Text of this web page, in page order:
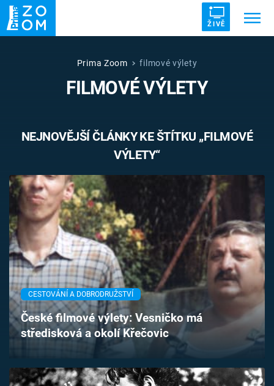
ŽIVĚ
ZRÁDCI UFO DRUHÁ SVĚTOVÁ VÁLKA
VETŘELCI DÁVNOVĚKU
Témata
Pořady
TV Program
Časopis
Sledujte prima+
Prima Zoom filmové výlety
FILMOVÉ VÝLETY
NEJNOVĚJŠÍ ČLÁNKY KE ŠTÍTKU „FILMOVÉ
VÝLETY“
CESTOVÁNÍ A DOBRODRUŽSTVÍ
České filmové výlety: Vesničko má
středisková a okolí Křečovic